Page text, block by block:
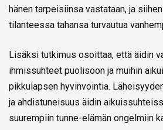
hänen tarpeisiinsa vastataan, ja
tilanteessa tahansa turvautua
Lisäksi tutkimus osoittaa, että äidin
ihmissuhteet puolisoon ja muihin
pikkulapsen hyvinvointia.
ja ahdistuneisuus äidin
suurempiin tunne-elämän ongelmiin